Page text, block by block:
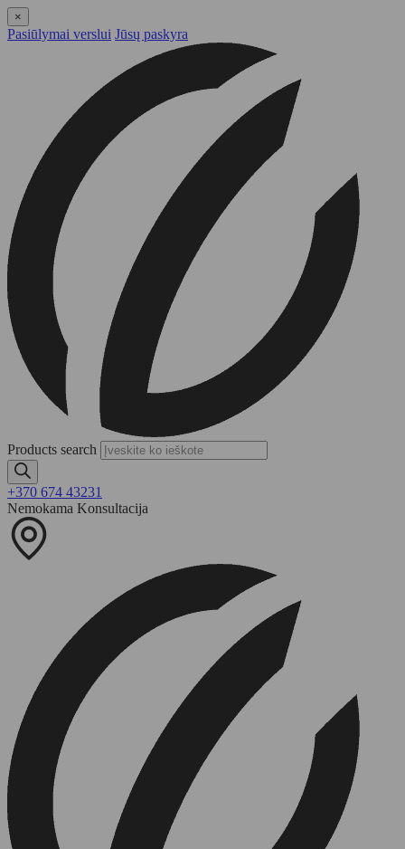
×
Pasiūlymai verslui Jūsų paskyra
Products search
+370 674 43231
Nemokama Konsultacija